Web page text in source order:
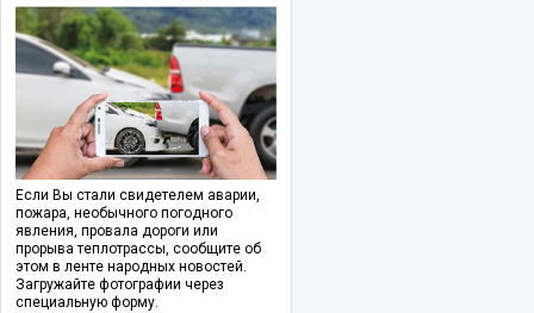
Если Вы стали свидетелем аварии,
пожара, необычного погодного
явления, провала дороги или
прорыва теплотрассы, сообщите об
этом в ленте народных новостей.
Загружайте фотографии через
специальную форму.